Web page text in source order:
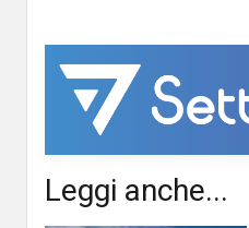
Leggi anche...